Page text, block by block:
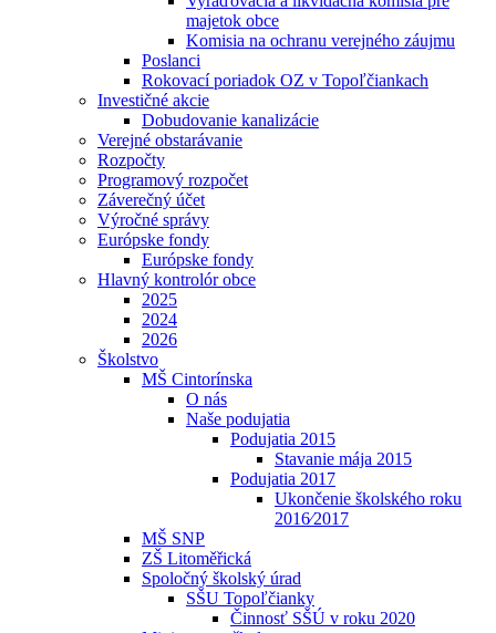
majetok obce
Komisia na ochranu verejného záujmu
Poslanci
Rokovací poriadok OZ v Topoľčiankach
Investičné akcie
Dobudovanie kanalizácie
Verejné obstarávanie
Rozpočty
Programový rozpočet
Záverečný účet
Výročné správy
Európske fondy
Európske fondy
Hlavný kontrolór obce
2025
2024
2026
Školstvo
MŠ Cintorínska
O nás
Naše podujatia
Podujatia 2015
Stavanie mája 2015
Podujatia 2017
Ukončenie školského roku
2016⁄2017
MŠ SNP
ZŠ Litoměřická
Spoločný školský úrad
SŠU Topoľčianky
Činnosť SŠÚ v roku 2020